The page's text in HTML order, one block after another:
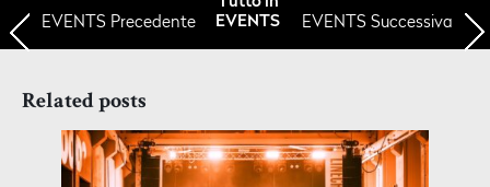
EVENTS Precedente
EVENTS
EVENTS Successiva
Related posts